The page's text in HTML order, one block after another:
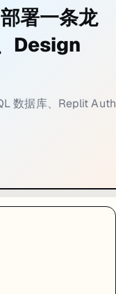
署一条龙
Design
数据库、Replit Auth